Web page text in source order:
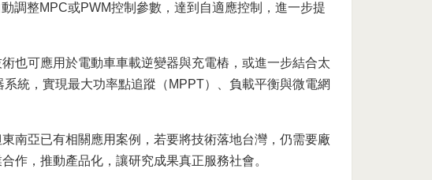
調整MPC或PWM控制參數，達到自適應控制，進一步提
也可應用於電動車車載逆變器與充電樁，或進一步結合太
統，實現最大功率點追蹤（MPPT）、負載平衡與微電網
南亞已有相關應用案例，若要將技術落地台灣，仍需要廠
作，推動產品化，讓研究成果真正服務社會。